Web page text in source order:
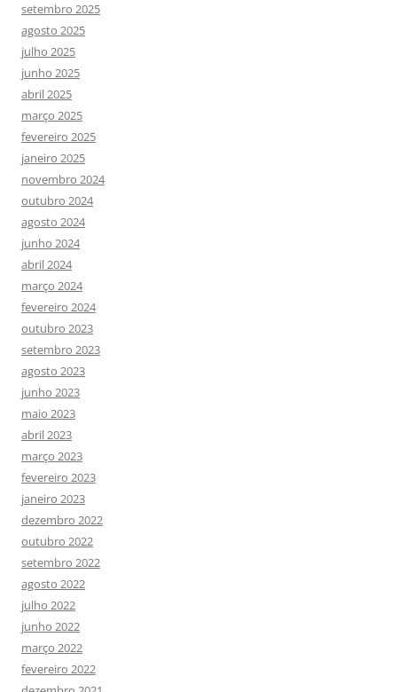
setembro 2025
agosto 2025
julho 2025
junho 2025
abril 2025
março 2025
fevereiro 2025
janeiro 2025
novembro 2024
outubro 2024
agosto 2024
junho 2024
abril 2024
março 2024
fevereiro 2024
outubro 2023
setembro 2023
agosto 2023
junho 2023
maio 2023
abril 2023
março 2023
fevereiro 2023
janeiro 2023
dezembro 2022
outubro 2022
setembro 2022
agosto 2022
julho 2022
junho 2022
março 2022
fevereiro 2022